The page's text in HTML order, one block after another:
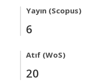
Yayın (Scopus)
6
Atıf (WoS)
20